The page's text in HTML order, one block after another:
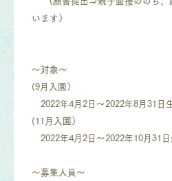
います）
～対象～
(9月入園）
2022年4月2日～2022年8月31日
(11月入園）
2022年4月2日～2022年10月31
～募集人員～